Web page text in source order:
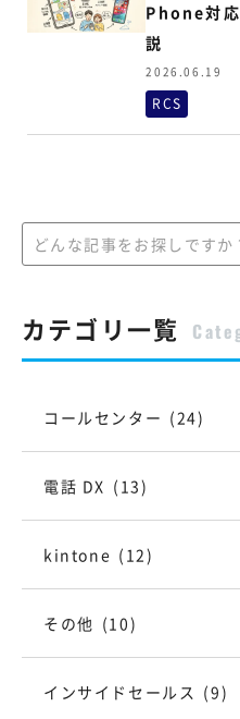
Phone対応
説
2026.06.19
RCS
カテゴリ一覧
コールセンター (24)
電話 DX (13)
kintone (12)
その他 (10)
インサイドセールス (9)